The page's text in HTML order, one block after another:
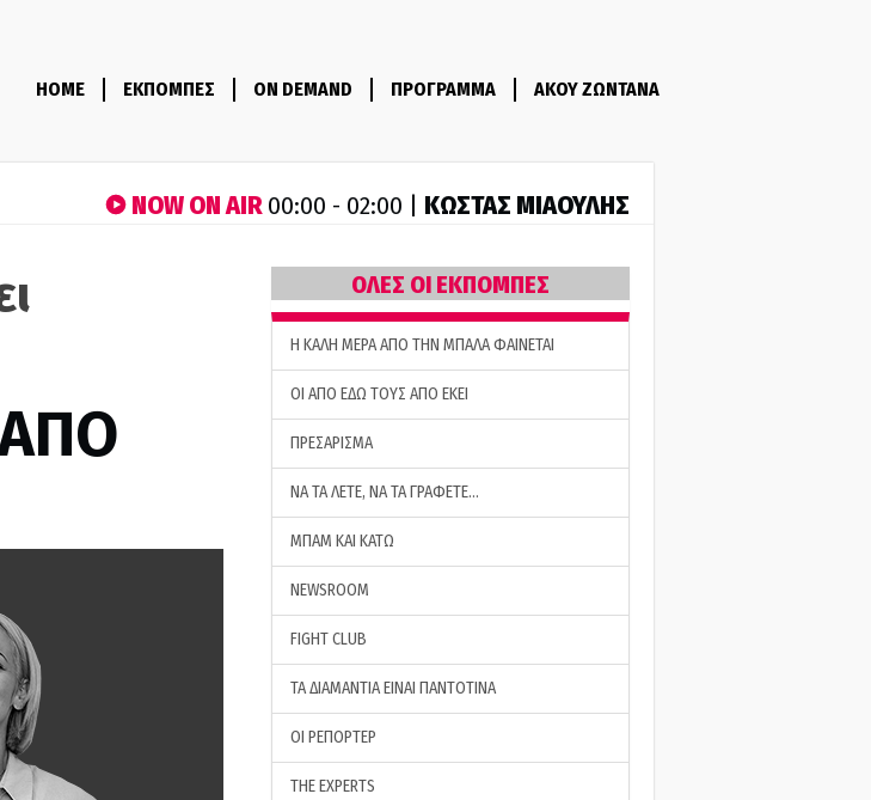
HOME ΕΚΠΟΜΠΕΣ ON DEMAND ΠΡΟΓΡΑΜΜΑ ΑΚΟΥ ΖΩΝΤΑΝΑ
NOW ON AIR00:00 - 02:00 | ΚΩΣΤΑΣ ΜΙΑΟΥΛΗΣ
ΟΛΕΣ ΟΙ ΕΚΠΟΜΠΕΣ
H ΚΑΛΗ ΜΕΡΑ ΑΠΟ ΤΗΝ ΜΠΑΛΑ ΦΑΙΝΕΤΑΙ
ΟΙ ΑΠΟ ΕΔΩ ΤΟΥΣ ΑΠΟ ΕΚΕΙ
ΠΡΕΣΑΡΙΣΜΑ
ΝΑ ΤΑ ΛΕΤΕ, ΝΑ ΤΑ ΓΡΑΦΕΤΕ…
ΜΠΑΜ ΚΑΙ ΚΑΤΩ
NEWSROOM
FIGHT CLUB
ΤΑ ΔΙΑΜΑΝΤΙΑ ΕΙΝΑΙ ΠΑΝΤΟΤΙΝΑ
ΟΙ ΡΕΠΟΡΤΕΡ
THE EXPERTS